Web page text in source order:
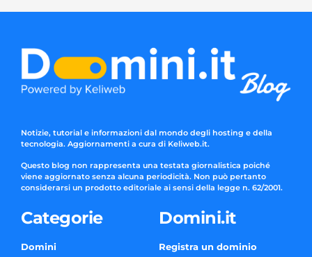
Notizie, tutorial e informazioni dal mondo degli hosting e della
tecnologia. Aggiornamenti a cura di Keliweb.it.
Questo blog non rappresenta una testata giornalistica poiché
viene aggiornato senza alcuna periodicità. Non può pertanto
considerarsi un prodotto editoriale ai sensi della legge n. 62/2001.
Categorie
Domini
Domini.it
Registra un dominio